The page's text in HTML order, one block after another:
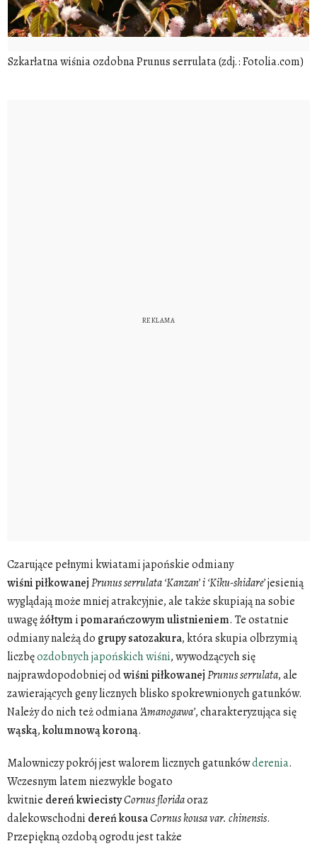
Szkarłatna wiśnia ozdobna Prunus serrulata (zdj.: Fotolia.com)
Czarujące pełnymi kwiatami japońskie odmiany
wiśnipiłkowanejPrunus serrulata ‘Kanzan’ i ‘Kiku-shidare’jesienią
wyglądają może mniej atrakcyjnie, ale także skupiają na sobie
uwagężółtymipomarańczowymulistnieniem. Te ostatnie
odmiany należą do grupysatozakura, która skupia olbrzymią
liczbęozdobnych japońskich wiśni, wywodzących się
najprawdopodobniej odwiśnipiłkowanejPrunus serrulata, ale
zawierających geny licznych blisko spokrewnionych gatunków.
Należy do nich też odmiana’Amanogawa’, charakteryzująca się
wąską,kolumnowąkoroną.
Malowniczy pokrój jest walorem licznych gatunkówderenia.
Wczesnym latem niezwykle bogato
kwitnie dereńkwiecistyCornus floridaoraz
dalekowschodni dereńkousaCornus kousa var. chinensis.
Przepiękną ozdobą ogrodu jest także